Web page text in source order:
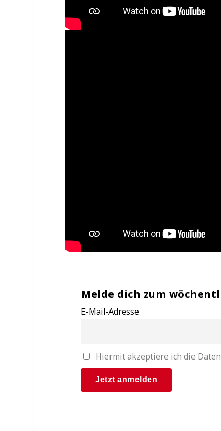
Melde dich zum
E-Mail-Adresse
Hiermit akzeptiere ich die